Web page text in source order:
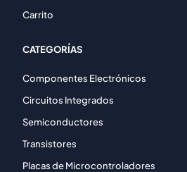
Carrito
CATEGORÍAS
Componentes Electrónicos
Circuitos Integrados
Semiconductores
Transistores
Placas de Microcontroladores